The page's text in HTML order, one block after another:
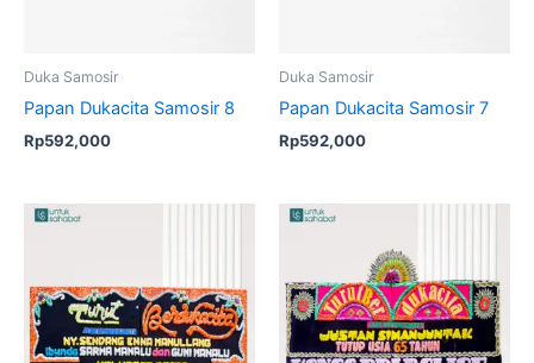
Duka Samosir
Papan Dukacita Samosir 8
Rp592,000
Duka Samosir
Papan Dukacita Samosir 7
Rp592,000